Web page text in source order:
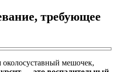
требующее
околосуставный мешочек,